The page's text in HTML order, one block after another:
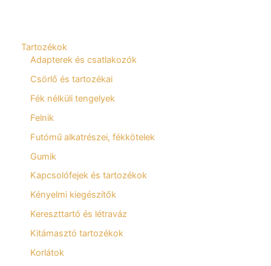
Tartozékok
Adapterek és csatlakozók
Csörlő és tartozékai
Fék nélküli tengelyek
Felnik
Futómű alkatrészei, fékkötelek
Gumik
Kapcsolófejek és tartozékok
Kényelmi kiegészítők
Kereszttartó és létraváz
Kitámasztó tartozékok
Korlátok